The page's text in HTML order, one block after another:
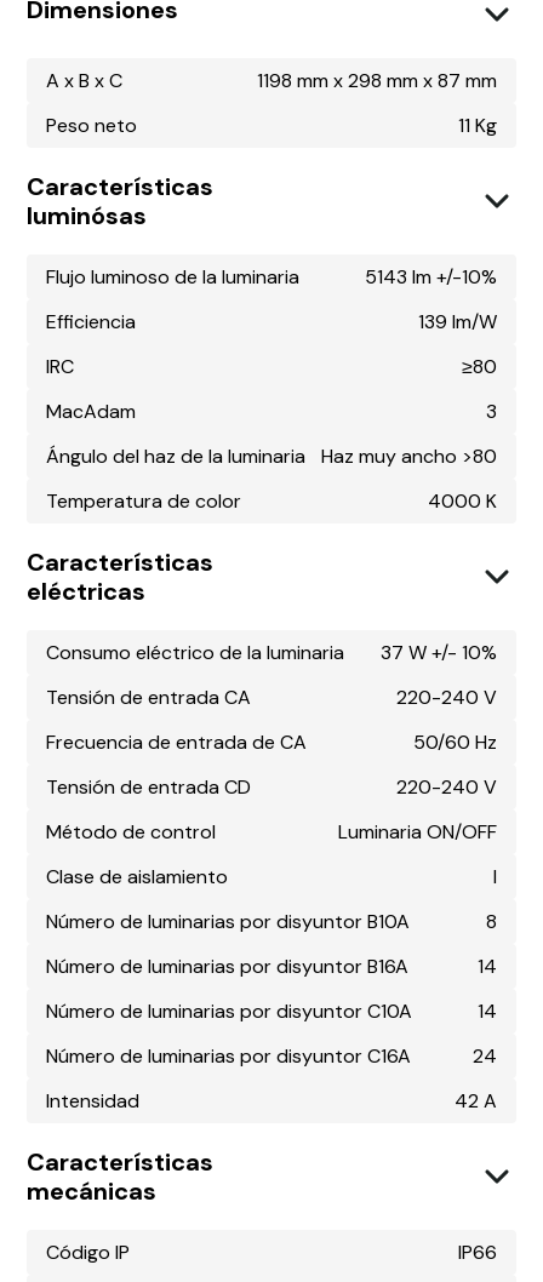
Dimensiones
A x B x C
1198 mm x 298 mm x 87 mm
Peso neto
11 Kg
Características
luminósas
Flujo luminoso de la luminaria
5143 lm +/-10%
Efficiencia
139 lm/W
IRC
≥80
MacAdam
3
Ángulo del haz de la luminaria
Haz muy ancho >80
Temperatura de color
4000 K
Características
eléctricas
Consumo eléctrico de la luminaria
37 W +/- 10%
Tensión de entrada CA
220-240 V
Frecuencia de entrada de CA
50/60 Hz
Tensión de entrada CD
220-240 V
Método de control
Luminaria ON/OFF
Clase de aislamiento
I
Número de luminarias por disyuntor B10A
8
Número de luminarias por disyuntor B16A
14
Número de luminarias por disyuntor C10A
14
Número de luminarias por disyuntor C16A
24
Intensidad
42 A
Características
mecánicas
Código IP
IP66